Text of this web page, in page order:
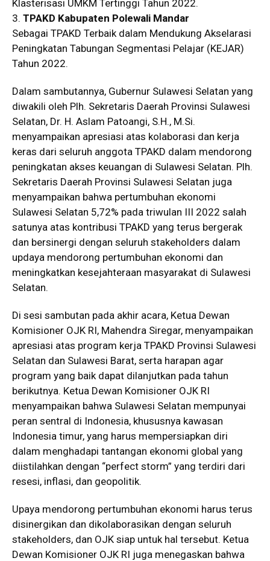
Klasterisasi UMKM Tertinggi Tahun 2022.
3. TPAKD Kabupaten Polewali Mandar
Sebagai TPAKD Terbaik dalam Mendukung Akselarasi
Peningkatan Tabungan Segmentasi Pelajar (KEJAR)
Tahun 2022.
Dalam sambutannya, Gubernur Sulawesi Selatan yang
diwakili oleh Plh. Sekretaris Daerah Provinsi Sulawesi
Selatan, Dr. H. Aslam Patoangi, S.H., M.Si.
menyampaikan apresiasi atas kolaborasi dan kerja
keras dari seluruh anggota TPAKD dalam mendorong
peningkatan akses keuangan di Sulawesi Selatan. Plh.
Sekretaris Daerah Provinsi Sulawesi Selatan juga
menyampaikan bahwa pertumbuhan ekonomi
Sulawesi Selatan 5,72% pada triwulan III 2022 salah
satunya atas kontribusi TPAKD yang terus bergerak
dan bersinergi dengan seluruh stakeholders dalam
updaya mendorong pertumbuhan ekonomi dan
meningkatkan kesejahteraan masyarakat di Sulawesi
Selatan.
Di sesi sambutan pada akhir acara, Ketua Dewan
Komisioner OJK RI, Mahendra Siregar, menyampaikan
apresiasi atas program kerja TPAKD Provinsi Sulawesi
Selatan dan Sulawesi Barat, serta harapan agar
program yang baik dapat dilanjutkan pada tahun
berikutnya. Ketua Dewan Komisioner OJK RI
menyampaikan bahwa Sulawesi Selatan mempunyai
peran sentral di Indonesia, khususnya kawasan
Indonesia timur, yang harus mempersiapkan diri
dalam menghadapi tantangan ekonomi global yang
diistilahkan dengan “perfect storm” yang terdiri dari
resesi, inflasi, dan geopolitik.
Upaya mendorong pertumbuhan ekonomi harus terus
disinergikan dan dikolaborasikan dengan seluruh
stakeholders, dan OJK siap untuk hal tersebut. Ketua
Dewan Komisioner OJK RI juga menegaskan bahwa